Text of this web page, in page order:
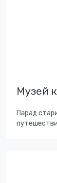
Музей
Парад